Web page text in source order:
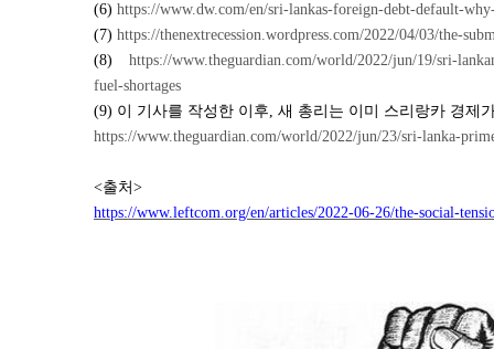
(6) https://www.dw.com/en/sri-lankas-foreign-debt-default-
(7) https://thenextrecession.wordpress.com/2022/04/03/the-
(8) https://www.theguardian.com/world/2022/jun/19/sri-
fuel-shortages
(9) 이 기사를 작성한 이후, 새 총리는 이미 스리랑카 경제
https://www.theguardian.com/world/2022/jun/23/sri-lanka-
<출처 >
https://www.leftcom.org/en/articles/2022-06-26/the-social-